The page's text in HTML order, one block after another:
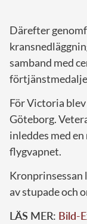
Därefter
samband med
För Victoria
Göteborg.
inleddes med
flygvapnet.
Kronprinsessan
av stupade och
LÄS MER: Bild-